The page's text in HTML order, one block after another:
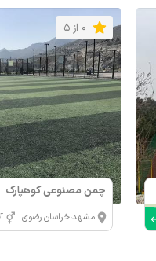
0 از 5
چمن مصنوعی کوهپارک
مشهد،خراسان رضوی